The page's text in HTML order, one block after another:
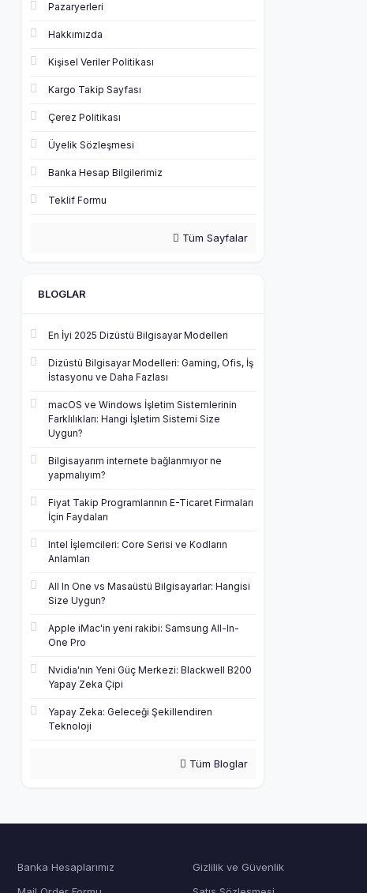
Pazaryerleri
Hakkımızda
Kişisel Veriler Politikası
Kargo Takip Sayfası
Çerez Politikası
Üyelik Sözleşmesi
Banka Hesap Bilgilerimiz
Teklif Formu
Tüm Sayfalar
BLOGLAR
En İyi 2025 Dizüstü Bilgisayar Modelleri
Dizüstü Bilgisayar Modelleri: Gaming, Ofis, İş
İstasyonu ve Daha Fazlası
macOS ve Windows İşletim Sistemlerinin
Farklılıkları: Hangi İşletim Sistemi Size
Uygun?
Bilgisayarım internete bağlanmıyor ne
yapmalıyım?
Fiyat Takip Programlarının E-Ticaret Firmaları
İçin Faydaları
Intel İşlemcileri: Core Serisi ve Kodların
Anlamları
All In One vs Masaüstü Bilgisayarlar: Hangisi
Size Uygun?
Apple iMac'in yeni rakibi: Samsung All-In-
One Pro
Nvidia'nın Yeni Güç Merkezi: Blackwell B200
Yapay Zeka Çipi
Yapay Zeka: Geleceği Şekillendiren
Teknoloji
Tüm Bloglar
Banka Hesaplarımız
Gizlilik ve Güvenlik